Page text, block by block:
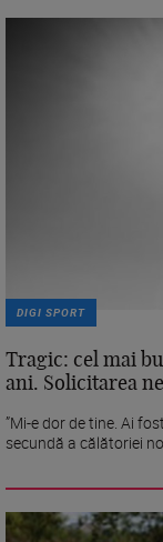
DIGI SPORT
Tragic: cel mai
ani. Solicitarea
”Mi-e dor de tine. Ai
secundă a călătoriei